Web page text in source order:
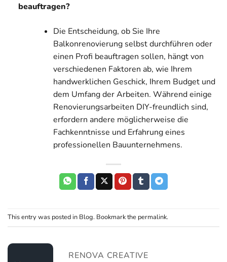
beauftragen?
Die Entscheidung, ob Sie Ihre
Balkonrenovierung selbst durchführen oder
einen Profi beauftragen sollen, hängt von
verschiedenen Faktoren ab, wie Ihrem
handwerklichen Geschick, Ihrem Budget und
dem Umfang der Arbeiten. Während einige
Renovierungsarbeiten DIY-freundlich sind,
erfordern andere möglicherweise die
Fachkenntnisse und Erfahrung eines
professionellen Bauunternehmens.
This entry was posted in Blog. Bookmark the permalink.
RENOVA CREATIVE